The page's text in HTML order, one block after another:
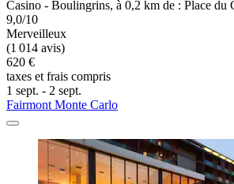
Casino - Boulingrins, à 0,2 km de : Place du
9,0/10
Merveilleux
(1 014 avis)
620 €
taxes et frais compris
1 sept. - 2 sept.
Fairmont Monte Carlo